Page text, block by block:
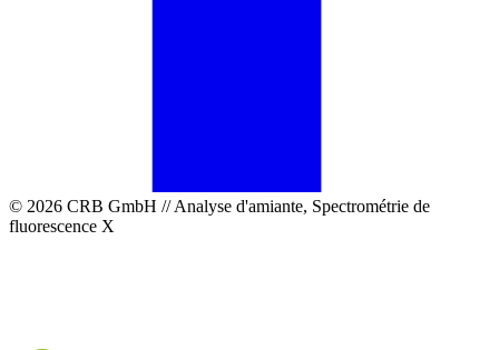
© 2026 CRB GmbH // Analyse d'amiante, Spectrométrie de
fluorescence X